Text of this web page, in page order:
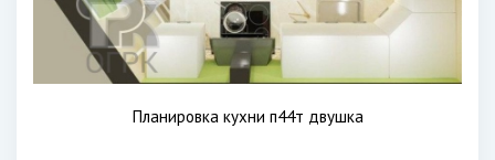
Планировка кухни п44т двушка